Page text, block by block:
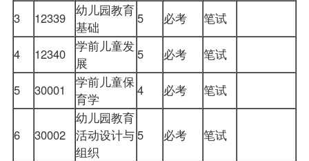
3 12339
幼儿园教育
基础
5 必考 笔试
4 12340
学前儿童发
展
5 必考 笔试
5 30001
学前儿童保
育学
4 必考 笔试
6 30002
幼儿园教育
活动设计与
组织
5 必考 笔试